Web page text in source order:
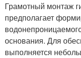
Грамотный монтаж
предполагает
основания. Для
выполняется